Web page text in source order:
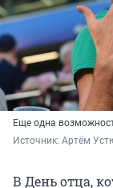
Еще одна
Источник: Артём
В День отца,